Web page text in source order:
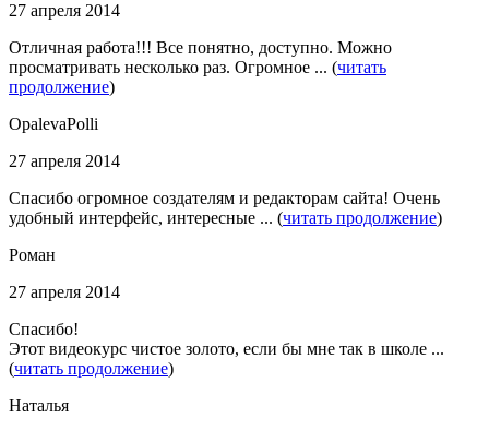
27 апреля 2014
Отличная работа!!! Все понятно, доступно. Можно
просматривать несколько раз. Огромное ... (читать
продолжение)
OpalevaPolli
27 апреля 2014
Спасибо огромное создателям и редакторам сайта! Очень
удобный интерфейс, интересные ... (читать продолжение)
Роман
27 апреля 2014
Спасибо!
Этот видеокурс чистое золото, если бы мне так в школе ...
(читать продолжение)
Наталья